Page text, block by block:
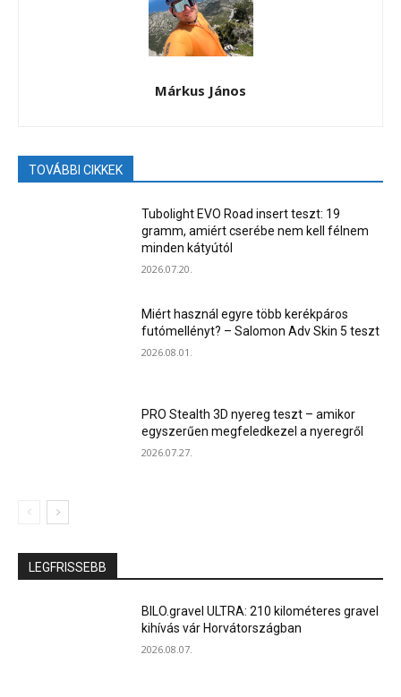
Márkus János
TOVÁBBI CIKKEK
Tubolight EVO Road insert teszt: 19
gramm, amiért cserébe nem kell félnem
minden kátyútól
2026.07.20.
Miért használ egyre több kerékpáros
futómellényt? – Salomon Adv Skin 5 teszt
2026.08.01.
PRO Stealth 3D nyereg teszt – amikor
egyszerűen megfeledkezel a nyeregről
2026.07.27.
LEGFRISSEBB
BILO.gravel ULTRA: 210 kilométeres gravel
kihívás vár Horvátországban
2026.08.07.